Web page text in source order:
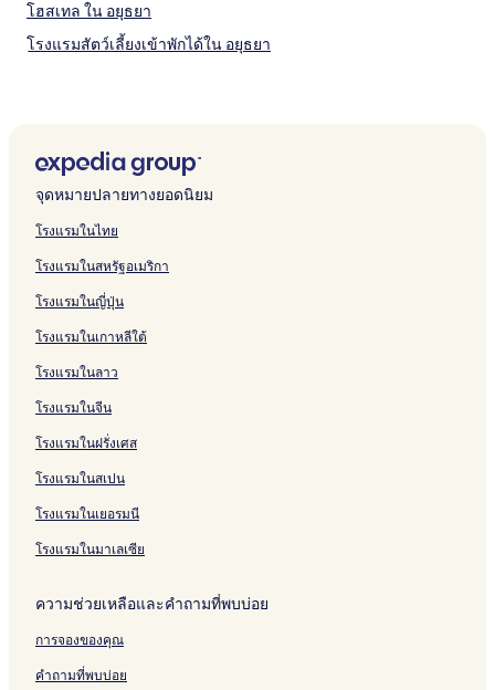
โฮสเทล ใน อยุธยา
โรงแรมสัตว์เลี้ยงเข้าพักได้ใน อยุธยา
โรงแรม 3 ดาวใน อยุธยา
โรงแรมใกล้ วัดภูเขาทอง
โรงแรมมีสระว่ายน้ำใน อยุธยา
โรงแรมใกล้ สวนประวัติศาสตร์อยุธยา
โรงแรม พระนครศรีอยุธยา
โรงแรมมีสปาใน อยุธยา
โรงแรม ภูเขาทอง
โรงแรมใกล้ พิพิธภัณฑ์ล้านของเล่น
โรงแรม อยุธยา
โรงแรมราคาถูกใน อยุธยา
โรงแรม 2 ดาวใน อยุธยา
โรงแรมใกล้ หมู่บ้านญี่ปุ่น
โรงแรมใกล้ ตลาดน้ําอโยธยา
โรงแรมสำหรับครอบครัวใน อยุธยา
โรงแรมใกล้ วัดราชบูรณะ
จุดหมายปลายทางยอดนิยม
โรงแรมในไทย
โรงแรมในสหรัฐอเมริกา
โรงแรมในญี่ปุ่น
โรงแรมในเกาหลีใต้
โรงแรมในลาว
โรงแรมในจีน
โรงแรมในฝรั่งเศส
โรงแรมในสเปน
โรงแรมในเยอรมนี
โรงแรมในมาเลเซีย
ความช่วยเหลือและคำถามที่พบบ่อย
การจองของคุณ
คำถามที่พบบ่อย